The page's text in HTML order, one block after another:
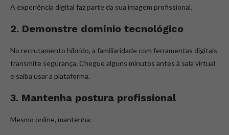
A experiência digital faz parte da sua imagem profissional.
2. Demonstre domínio tecnológico
No recrutamento híbrido, a familiaridade com ferramentas digitais
transmite segurança. Chegue alguns minutos antes à sala virtual
e saiba usar a plataforma.
3. Mantenha postura profissional
Mesmo online, mantenha: